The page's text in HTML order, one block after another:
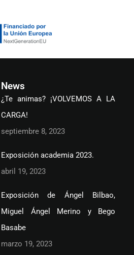
News
¿Te animas? ¡VOLVEMOS A LA
CARGA!
septiembre 8, 2023
Exposición academia 2023.
abril 19, 2023
Exposición de Ángel Bilbao,
Miguel Ángel Merino y Bego
Basabe
marzo 19, 2023